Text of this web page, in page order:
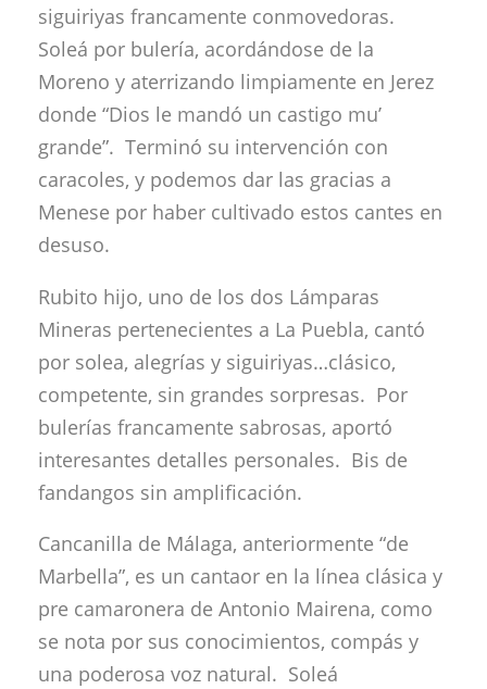
siguiriyas francamente conmovedoras.
Soleá por bulería, acordándose de la
Moreno y aterrizando limpiamente en Jerez
donde “Dios le mandó un castigo mu’
grande”. Terminó su intervención con
caracoles, y podemos dar las gracias a
Menese por haber cultivado estos cantes en
desuso.
Rubito hijo, uno de los dos Lámparas
Mineras pertenecientes a La Puebla, cantó
por solea, alegrías y siguiriyas…clásico,
competente, sin grandes sorpresas. Por
bulerías francamente sabrosas, aportó
interesantes detalles personales. Bis de
fandangos sin amplificación.
Cancanilla de Málaga, anteriormente “de
Marbella”, es un cantaor en la línea clásica y
pre camaronera de Antonio Mairena, como
se nota por sus conocimientos, compás y
una poderosa voz natural. Soleá